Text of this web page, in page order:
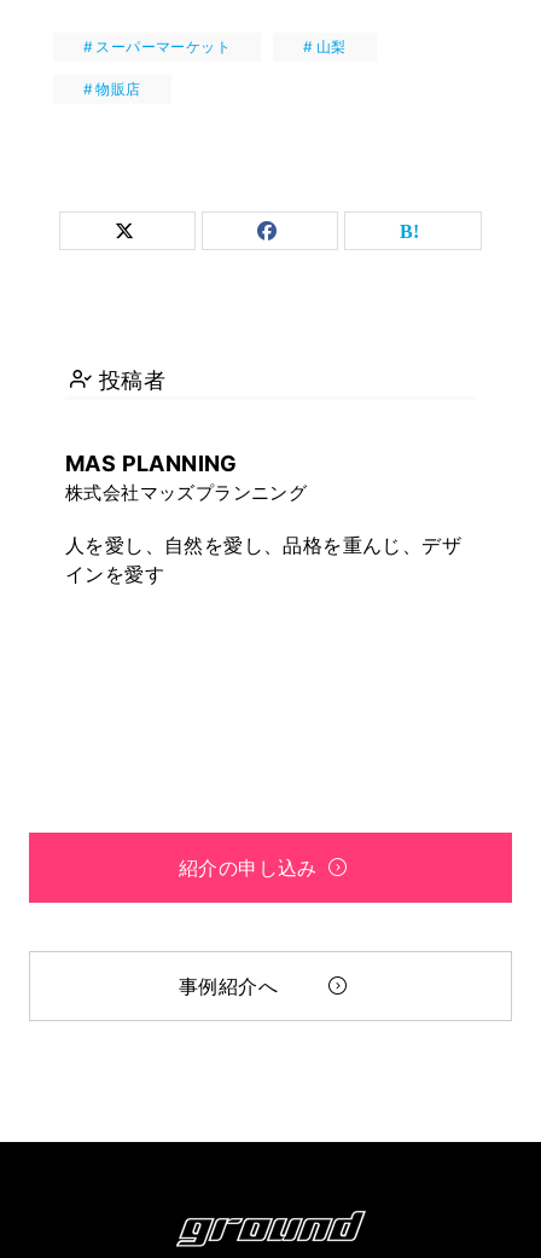
スーパーマーケット 山梨
物販店
投稿者
MAS PLANNING
株式会社マッズプランニング
人を愛し、自然を愛し、品格を重んじ、デザ
インを愛す
紹介の申し込み
事例紹介へ